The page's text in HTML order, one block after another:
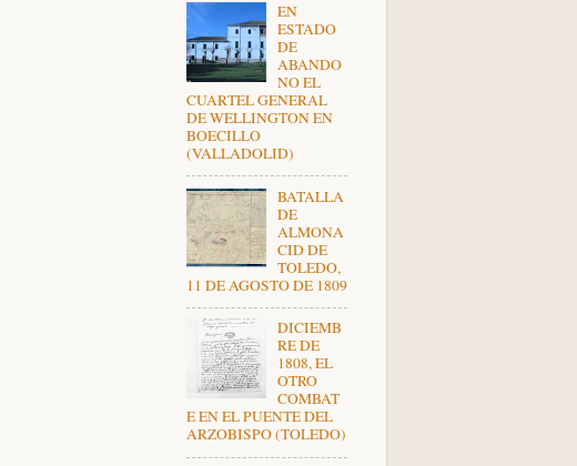
EN
ESTADO
DE
ABANDO
NO EL
CUARTEL GENERAL
DE WELLINGTON EN
BOECILLO
(VALLADOLID)
BATALLA
DE
ALMONA
CID DE
TOLEDO,
11 DE AGOSTO DE 1809
DICIEMB
RE DE
1808, EL
OTRO
COMBAT
E EN EL PUENTE DEL
ARZOBISPO (TOLEDO)